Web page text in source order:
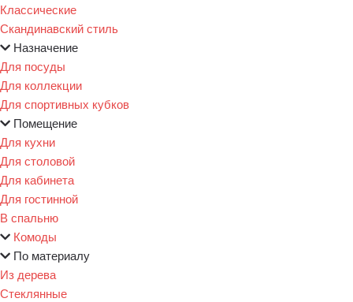
Классические
Скандинавский стиль
Назначение
Для посуды
Для коллекции
Для спортивных кубков
Помещение
Для кухни
Для столовой
Для кабинета
Для гостинной
В спальню
Комоды
По материалу
Из дерева
Стеклянные